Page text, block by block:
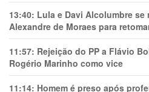
13:40: Lula e Davi Alcolumbre se
Alexandre de Moraes para
11:57: Rejeição do PP a Flávio
Rogério Marinho como vice
11:14: Homem é preso após